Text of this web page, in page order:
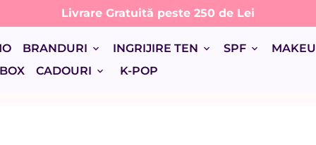
Livrare Gratuită peste 250 de Lei
BRANDURI keyboard_arrow_down INGRIJIRE TEN keyboard_arrow_down SPF keyboard_arrow_down
CADOURI keyboard_arrow_down K-POP